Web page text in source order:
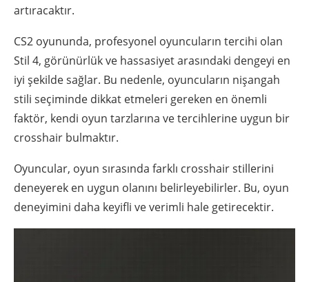
artıracaktır.
CS2 oyununda, profesyonel oyuncuların tercihi olan
Stil 4, görünürlük ve hassasiyet arasındaki dengeyi en
iyi şekilde sağlar. Bu nedenle, oyuncuların nişangah
stili seçiminde dikkat etmeleri gereken en önemli
faktör, kendi oyun tarzlarına ve tercihlerine uygun bir
crosshair bulmaktır.
Oyuncular, oyun sırasında farklı crosshair stillerini
deneyerek en uygun olanını belirleyebilirler. Bu, oyun
deneyimini daha keyifli ve verimli hale getirecektir.